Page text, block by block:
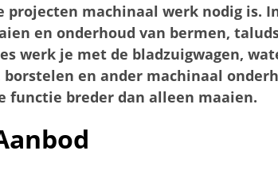
projecten machinaal werk nodig is.
en onderhoud van bermen,
werk je met de bladzuigwagen,
borstelen en ander machinaal
functie breder dan alleen maaien.